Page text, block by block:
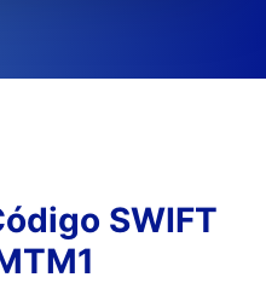
SWIFT